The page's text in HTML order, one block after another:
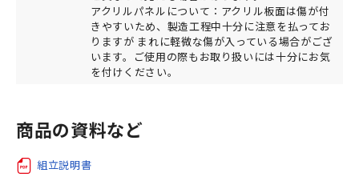
アクリルパネルについて：アクリル板面は傷が付
きやすいため、製造工程中十分に注意を払ってお
りますが まれに軽微な傷が入っている場合がござ
います。ご使用の際もお取り扱いには十分にお気
を付けください。
商品の資料など
組立説明書